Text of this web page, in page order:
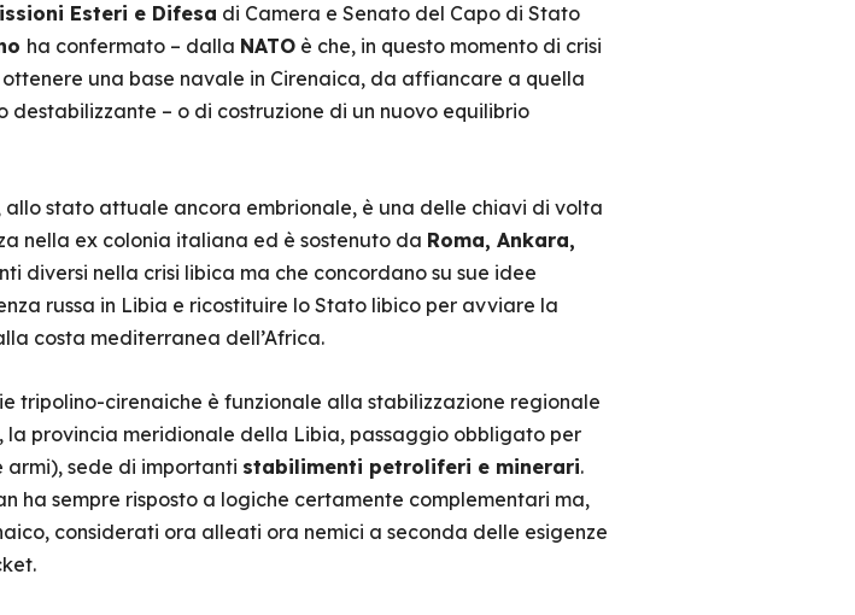
Esteri e Difesa di Camera e Senato del Capo di Stato
ha confermato – dalla NATOè che, in questo momento di crisi
una base navale in Cirenaica, da affiancare a quella
destabilizzante – o di costruzione di un nuovo equilibrio
allo stato attuale ancora embrionale, è una delle chiavi di volta
nella ex colonia italiana ed è sostenuto da Roma, Ankara,
diversi nella crisi libica ma che concordano su sue idee
russa in Libia e ricostituire lo Stato libico per avviare la
costa mediterranea dell’Africa.
tripolino-cirenaiche è funzionale alla stabilizzazione regionale
provincia meridionale della Libia, passaggio obbligato per
sede di importanti stabilimenti petroliferi e minerari.
ha sempre risposto a logiche certamente complementari ma,
considerati ora alleati ora nemici a seconda delle esigenze